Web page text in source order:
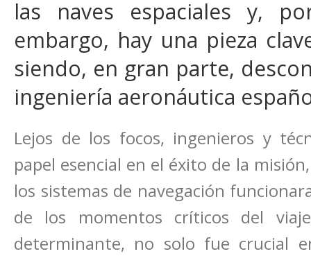
las naves espaciales y,
embargo, hay una pieza
siendo, en gran parte,
ingeniería aeronáutica
Lejos de los focos, ingenieros y
papel esencial en el éxito de la
los sistemas de navegación
de los momentos críticos del
determinante, no solo fue crucial